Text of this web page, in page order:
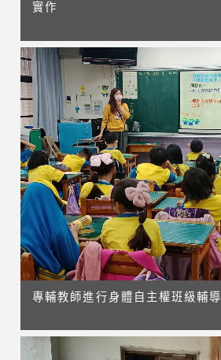
實作
專輔教師進行身體自主權班級輔導